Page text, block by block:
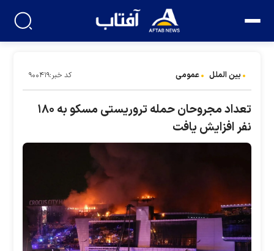
بین الملل عمومی کد خبر:۹۰۰۴۱۹
تعداد مجروحان حمله تروریستی مسکو به ۱۸۰
نفر افزایش یافت